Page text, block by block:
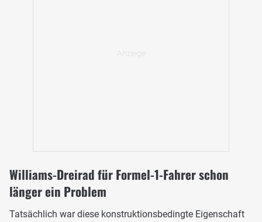
Williams-Dreirad für Formel-1-Fahrer schon
länger ein Problem
Tatsächlich war diese konstruktionsbedingte Eigenschaft